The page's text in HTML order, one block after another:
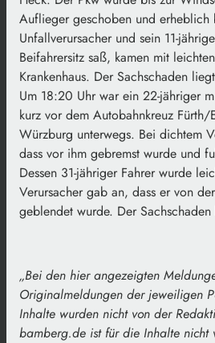
Auflieger geschoben und erheblich
Unfallverursacher und sein 11-
Beifahrersitz saß, kamen mit
Krankenhaus. Der Sachschaden
Um 18:20 Uhr war ein 22-jähriger
kurz vor dem Autobahnkreuz Fürth/
Würzburg unterwegs. Bei dichtem
dass vor ihm gebremst wurde und
Dessen 31-jähriger Fahrer wurde
Verursacher gab an, dass er von
geblendet wurde. Der
„Bei den hier angezeigten
Originalmeldungen der jeweiligen
Inhalte wurden nicht von der
bamberg.de ist für die Inhalte nicht